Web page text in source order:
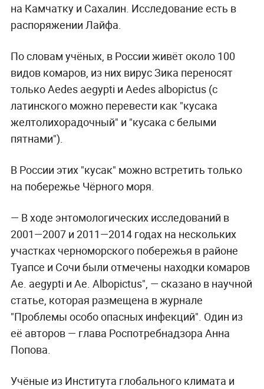
на Камчатку и Сахалин. Исследование есть в
распоряжении Лайфа.
По словам учёных, в России живёт около 100
видов комаров, из них вирус Зика переносят
только Aedes aegypti и Aedes albopictus (с
латинского можно перевести как "кусака
желтолихорадочный" и "кусака с белыми
пятнами").
В России этих "кусак" можно встретить только
на побережье Чёрного моря.
— В ходе энтомологических исследований в
2001—2007 и 2011—2014 годах на нескольких
участках черноморского побережья в районе
Туапсе и Сочи были отмечены находки комаров
Ae. aegypti и Ae. Albopictus", — сказано в научной
статье, которая размещена в журнале
"Проблемы особо опасных инфекций". Один из
её авторов — глава Роспотребнадзора Анна
Попова.
Учёные из Института глобального климата и